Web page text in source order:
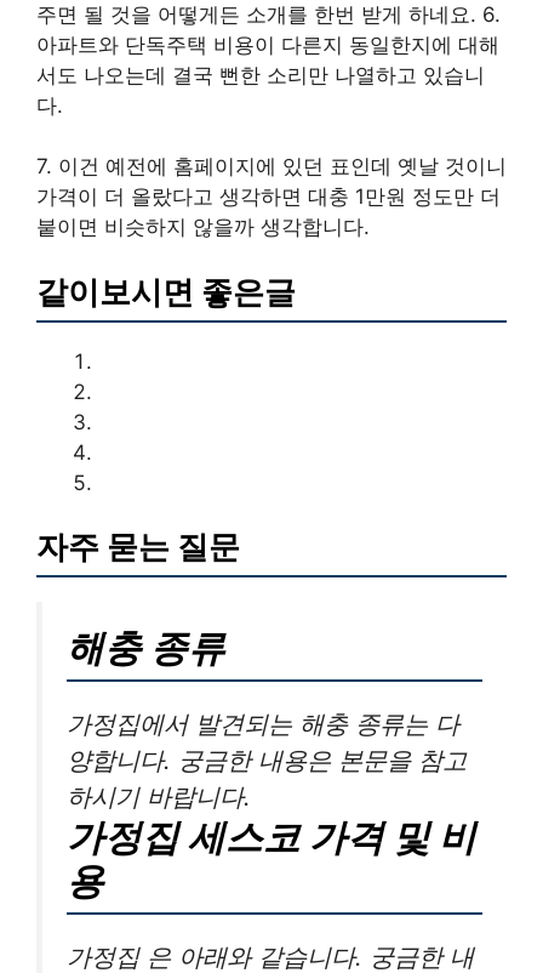
주면 될 것을 어떻게든 소개를 한번 받게 하네요. 6.
아파트와 단독주택 비용이 다른지 동일한지에 대해
서도 나오는데 결국 뻔한 소리만 나열하고 있습니
다.
7. 이건 예전에 홈페이지에 있던 표인데 옛날 것이니
가격이 더 올랐다고 생각하면 대충 1만원 정도만 더
붙이면 비슷하지 않을까 생각합니다.
같이보시면 좋은글
자주 묻는 질문
해충 종류
가정집에서 발견되는 해충 종류는 다
양합니다. 궁금한 내용은 본문을 참고
하시기 바랍니다.
가정집 세스코 가격 및 비
용
가정집 은 아래와 같습니다. 궁금한 내